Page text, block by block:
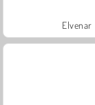
Elvenar